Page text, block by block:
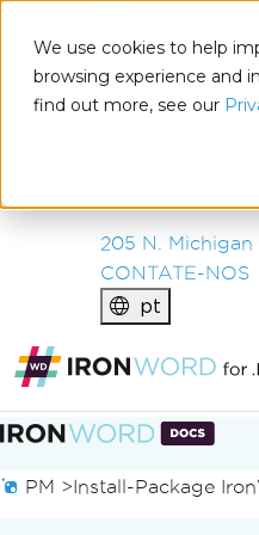
We use cookies to help
browsing experience and
find out more, see our
IRON
PRODUTOS
EMPRESA
205 N. Michigan
CONTATE-NOS
pt
Ir para o conteúdo do
PM >Install-Package